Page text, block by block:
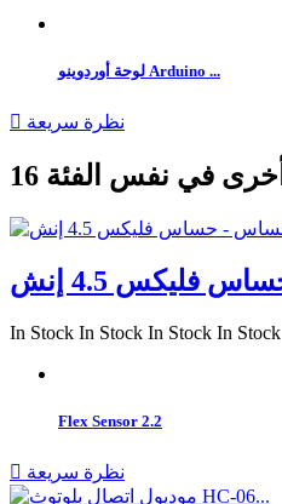
لوحة أوردوينو Arduino ...
 نظرة سريعة
In Stock In Stock In Stock In Stock
Flex Sensor 2.2
 نظرة سريعة